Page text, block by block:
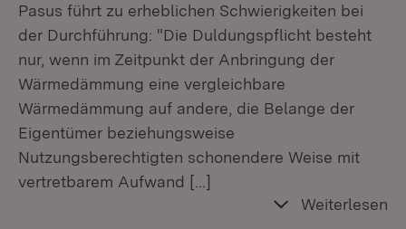
Pasus führt zu erheblichen Schwierigkeiten bei
der Durchführung: "Die Duldungspflicht besteht
nur, wenn im Zeitpunkt der Anbringung der
Wärmedämmung eine vergleichbare
Wärmedämmung auf andere, die Belange der
Eigentümer beziehungsweise
Nutzungsberechtigten schonendere Weise mit
vertretbarem Aufwand […]
Weiterlesen